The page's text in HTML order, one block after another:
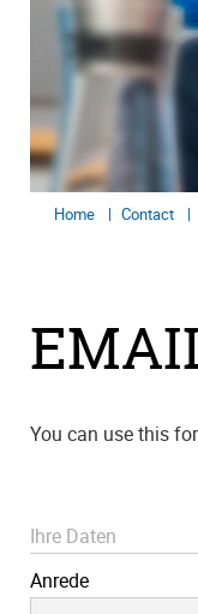
Home Contact
You can use this
Ihre Daten
Anrede